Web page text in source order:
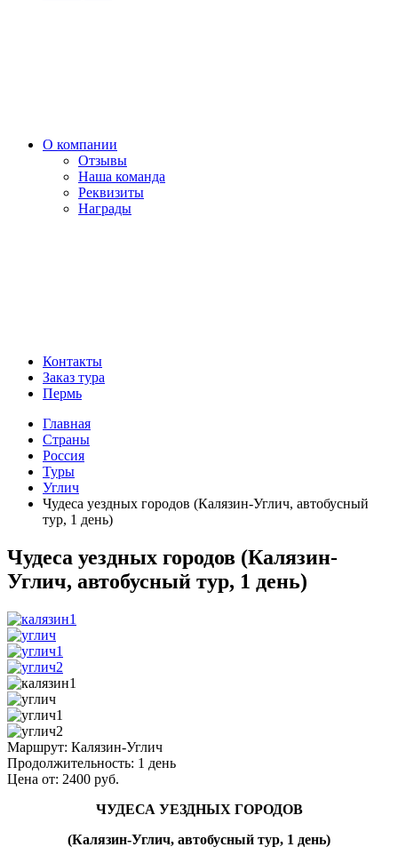
О компании
Отзывы
Наша команда
Реквизиты
Награды
Контакты
Заказ тура
Пермь
Главная
Страны
Россия
Туры
Углич
Чудеса уездных городов (Калязин-Углич, автобусный
тур, 1 день)
Чудеса уездных городов (Калязин-
Углич, автобусный тур, 1 день)
Маршрут: Калязин-Углич
Продолжительность: 1 день
Цена от: 2400 руб.
ЧУДЕСА УЕЗДНЫХ ГОРОДОВ
(Калязин-Углич, автобусный тур, 1 день)